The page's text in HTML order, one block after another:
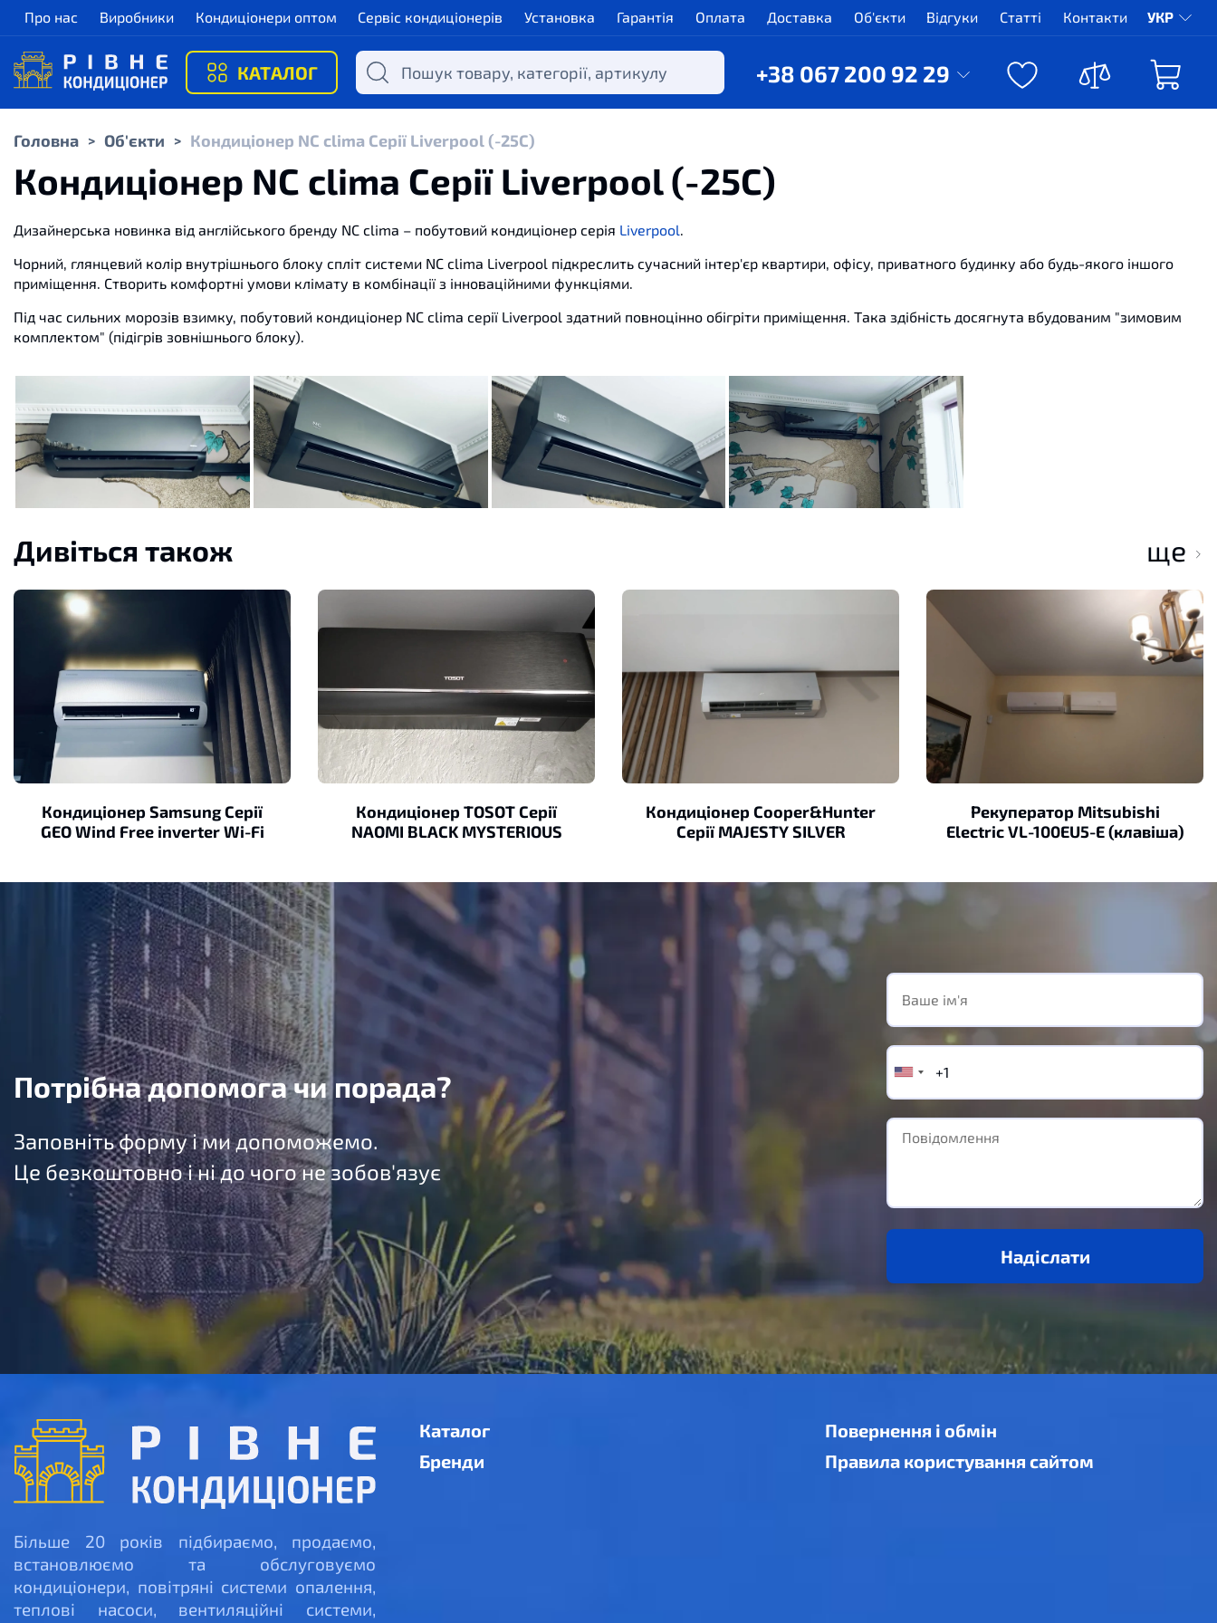
Про нас Виробники Кондиціонери оптом Сервіс кондиціонерів Установка Гарантія Оплата Доставка Об'єкти Відгуки Статті Контакти УКР
КАТАЛОГ +38 067 200 92 29
Головна > Об'єкти > Кондиціонер NC clima Серії Liverpool (-25C)
Кондиціонер NC clima Серії Liverpool (-25C)
Дизайнерська новинка від англійського бренду NC clima – побутовий кондиціонер серія Liverpool.
Чорний, глянцевий колір внутрішнього блоку спліт системи NС clima Liverpool підкреслить сучасний інтер'єр квартири, офісу, приватного будинку або будь-якого іншого
приміщення. Створить комфортні умови клімату в комбінації з інноваційними функціями.
Під час сильних морозів взимку, побутовий кондиціонер NС clima серії Liverpool здатний повноцінно обігріти приміщення. Така здібність досягнута вбудованим "зимовим
комплектом" (підігрів зовнішнього блоку).
Дивіться також ще
Кондиціонер Samsung Серії
GEO Wind Free inverter Wi-Fi
Кондиціонер TOSOT Cерії
NAOMI BLACK MYSTERIOUS
Кондиціонер Cooper&Hunter
Серії MAJESTY SILVER
Рекуператор Mitsubishi
Electric VL-100EU5-E (клавіша)
Потрібна допомога чи порада?
Заповніть форму і ми допоможемо.
Це безкоштовно і ні до чого не зобов'язує
Надіслати
Більше 20 років підбираємо, продаємо,
встановлюємо та обслуговуємо
кондиціонери, повітряні системи опалення,
теплові насоси, вентиляційні системи,
Каталог
Бренди
Повернення і обмін
Правила користування сайтом